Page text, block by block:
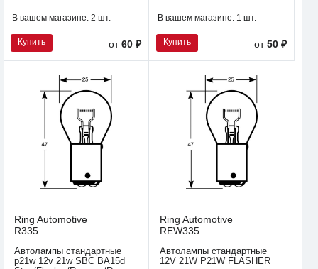
В вашем магазине: 2 шт.
Купить от60 ₽
В вашем магазине: 1 шт.
Купить от50 ₽
Ring Automotive
R335
Автолампы стандартные
p21w 12v 21w SBC BA15d
Ring Automotive
REW335
Автолампы стандартные
12V 21W P21W FLASHER